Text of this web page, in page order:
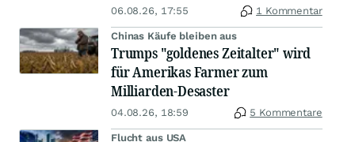
06.08.26, 17:55 1 Kommentar
Chinas Käufe bleiben aus
Trumps "goldenes Zeitalter" wird
für Amerikas Farmer zum
Milliarden-Desaster
04.08.26, 18:59 5 Kommentare
Flucht aus USA